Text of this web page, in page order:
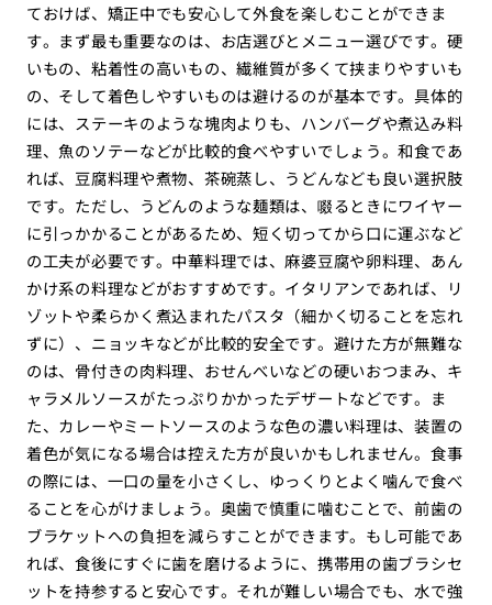
ておけば、矯正中でも安心して外食を楽しむことができま
す。まず最も重要なのは、お店選びとメニュー選びです。硬
いもの、粘着性の高いもの、繊維質が多くて挟まりやすいも
の、そして着色しやすいものは避けるのが基本です。具体的
には、ステーキのような塊肉よりも、ハンバーグや煮込み料
理、魚のソテーなどが比較的食べやすいでしょう。和食であ
れば、豆腐料理や煮物、茶碗蒸し、うどんなども良い選択肢
です。ただし、うどんのような麺類は、啜るときにワイヤー
に引っかかることがあるため、短く切ってから口に運ぶなど
の工夫が必要です。中華料理では、麻婆豆腐や卵料理、あん
かけ系の料理などがおすすめです。イタリアンであれば、リ
ゾットや柔らかく煮込まれたパスタ（細かく切ることを忘れ
ずに）、ニョッキなどが比較的安全です。避けた方が無難な
のは、骨付きの肉料理、おせんべいなどの硬いおつまみ、キ
ャラメルソースがたっぷりかかったデザートなどです。ま
た、カレーやミートソースのような色の濃い料理は、装置の
着色が気になる場合は控えた方が良いかもしれません。食事
の際には、一口の量を小さくし、ゆっくりとよく噛んで食べ
ることを心がけましょう。奥歯で慎重に噛むことで、前歯の
ブラケットへの負担を減らすことができます。もし可能であ
れば、食後にすぐに歯を磨けるように、携帯用の歯ブラシセ
ットを持参すると安心です。それが難しい場合でも、水で強